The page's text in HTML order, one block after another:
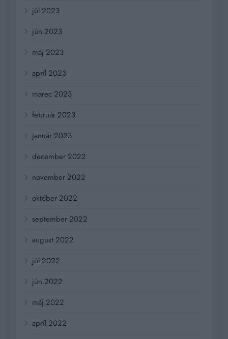
júl 2023
jún 2023
máj 2023
apríl 2023
marec 2023
február 2023
január 2023
december 2022
november 2022
október 2022
september 2022
august 2022
júl 2022
jún 2022
máj 2022
apríl 2022